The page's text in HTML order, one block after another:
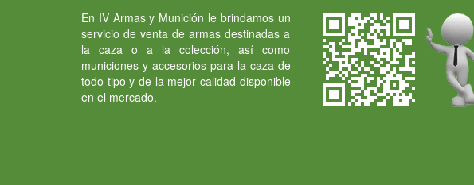
En IV Armas y Munición le brindamos un
servicio de venta de armas destinadas a
la caza o a la colección, así como
municiones y accesorios para la caza de
todo tipo y de la mejor calidad disponible
en el mercado.